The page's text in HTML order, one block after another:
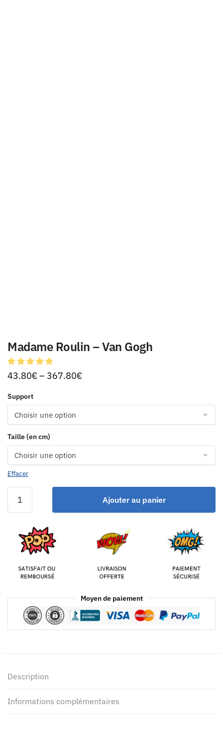
Madame Roulin – Van Gogh
43.80€– 367.80€
Support
Taille (en cm)
Effacer
Ajouter au panier
Moyen de paiement
Description
Informations complémentaires